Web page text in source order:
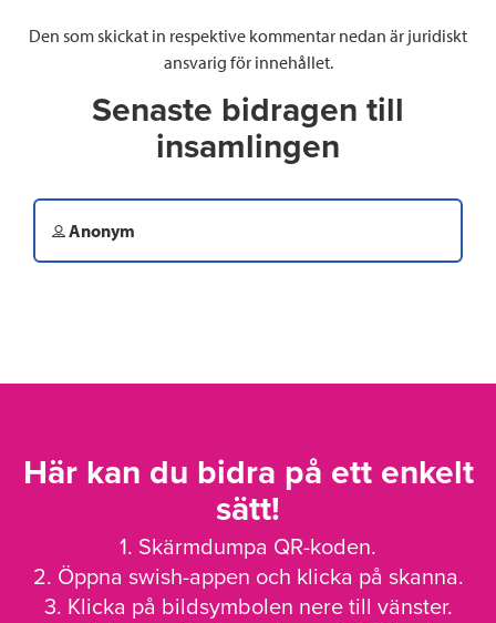
Den som skickat in respektive kommentar nedan är juridiskt
ansvarig för innehållet.
Senaste bidragen till
insamlingen
Anonym
Här kan du bidra på ett enkelt
sätt!
1. Skärmdumpa QR-koden.
2. Öppna swish-appen och klicka på skanna.
3. Klicka på bildsymbolen nere till vänster.